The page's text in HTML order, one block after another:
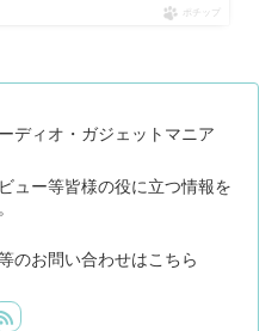
ポチップ
ディオ・ガジェットマニア
ュー等皆様の役に立つ情報を
のお問い合わせはこちら